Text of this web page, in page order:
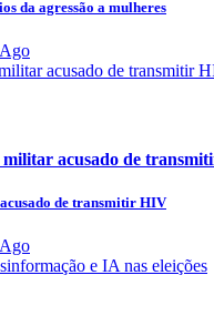
da agressão a mulheres
acusado de
de transmitir HIV